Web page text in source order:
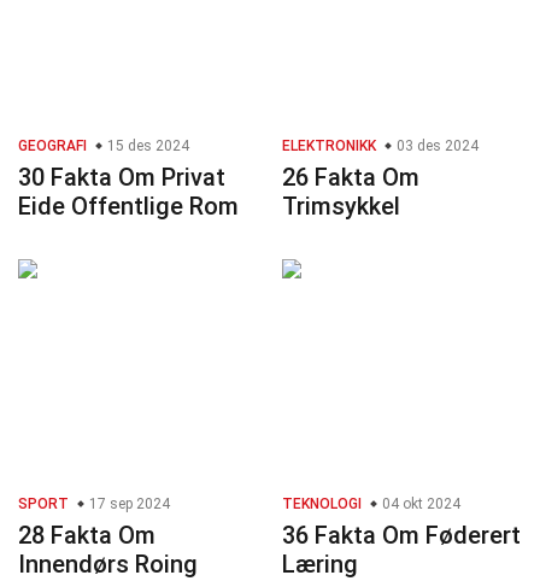
GEOGRAFI 15 des 2024
30 Fakta Om Privat
Eide Offentlige Rom
ELEKTRONIKK 03 des 2024
26 Fakta Om
Trimsykkel
SPORT 17 sep 2024
28 Fakta Om
Innendørs Roing
TEKNOLOGI 04 okt 2024
36 Fakta Om Føderert
Læring